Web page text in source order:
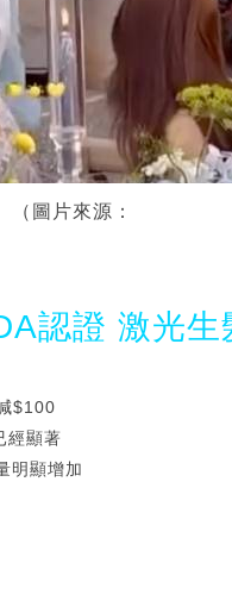
圖片來源：
認證 激光生
$100
經顯著
明顯增加